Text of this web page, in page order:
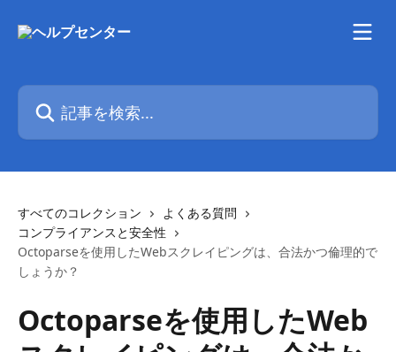
記事を検索...
すべてのコレクション
よくある質問
コンプライアンスと安全性
Octoparseを使用したWebスクレイピングは、合法かつ倫理的で
しょうか？
Octoparseを使用したWeb